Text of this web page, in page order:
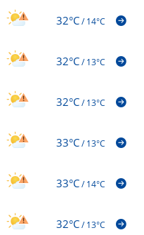
32°C/14°C
32°C/13°C
32°C/13°C
33°C/13°C
33°C/14°C
32°C/13°C